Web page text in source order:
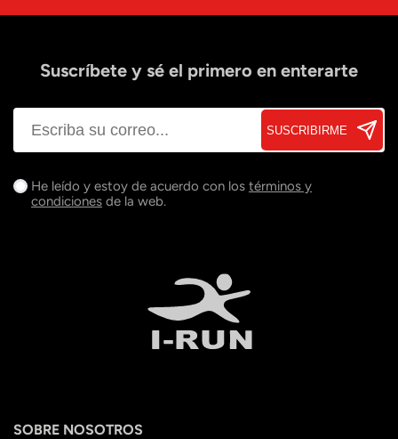
Suscríbete y sé el primero en enterarte
SUSCRIBIRME
He leído y estoy de acuerdo con los términos y
condiciones de la web.
SOBRE NOSOTROS